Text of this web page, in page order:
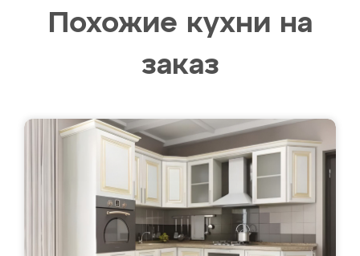
Похожие кухни на
заказ